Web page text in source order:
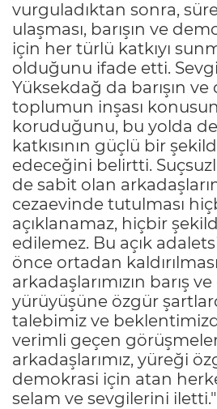
vurguladıktan sonra,
ulaşması, barışın ve
için her türlü katkıyı
olduğunu ifade etti.
Yüksekdağ da barışın
toplumun inşası
koruduğunu, bu yolda
katkısının güçlü bir
edeceğini belirtti.
de sabit olan
cezaevinde tutulması
açıklanamaz, hiçbir
edilemez. Bu açık
önce ortadan
arkadaşlarımızın barış
yürüyüşüne özgür
talebimiz ve
verimli geçen
arkadaşlarımız, yüreği
demokrasi için atan
selam ve sevgilerini iletti."